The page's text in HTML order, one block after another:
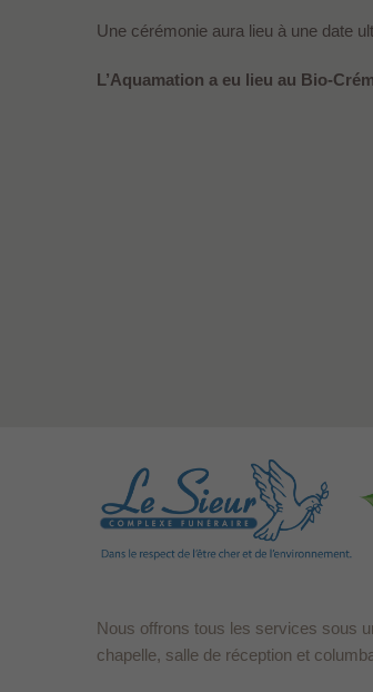
Une cérémonie aura lieu à une date
L’Aquamation a eu lieu au Bio-
Nous offrons tous les services sous
chapelle, salle de réception et